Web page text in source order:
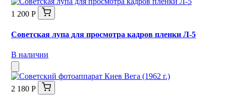
1 200 Р
Советская лупа для просмотра кадров пленки Л-5
В наличии
2 180 Р